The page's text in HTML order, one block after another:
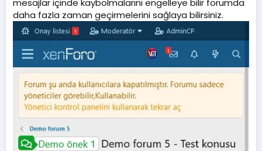
mesajlar içinde kaybolmalarını engelleye bilir forumda
daha fazla zaman geçirmelerini sağlaya bilirsiniz.